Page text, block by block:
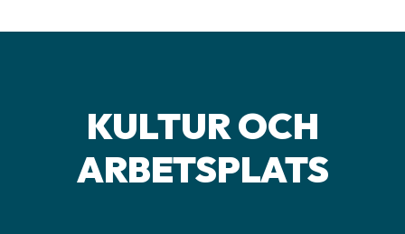
KULTUR OCH
ARBETSPLATS